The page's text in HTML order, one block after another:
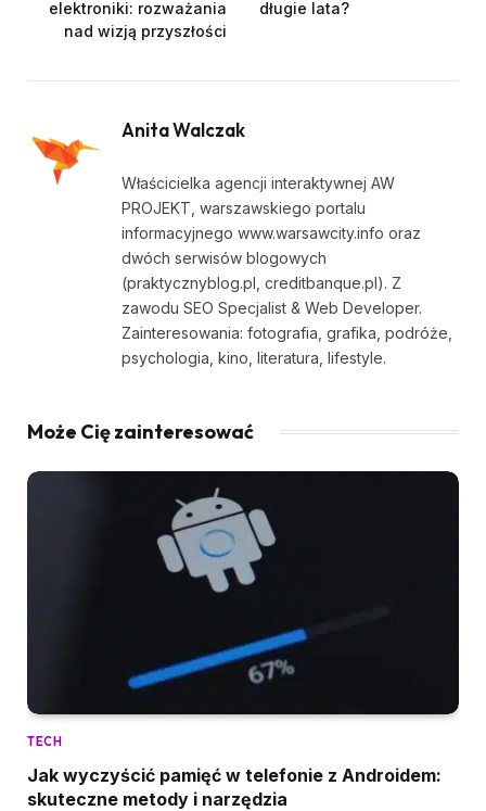
elektroniki: rozważania
nad wizją przyszłości
długie lata?
Anita Walczak
Właścicielka agencji interaktywnej AW
PROJEKT, warszawskiego portalu
informacyjnego www.warsawcity.info oraz
dwóch serwisów blogowych
(praktycznyblog.pl, creditbanque.pl). Z
zawodu SEO Specjalist & Web Developer.
Zainteresowania: fotografia, grafika, podróże,
psychologia, kino, literatura, lifestyle.
Może Cię zainteresować
TECH
Jak wyczyścić pamięć w telefonie z Androidem:
skuteczne metody i narzędzia